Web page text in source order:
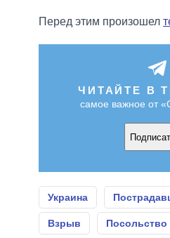
Перед этим произошел
ЧИТАЙТЕ В
самое важное от
Украина
Взрыв Посольство